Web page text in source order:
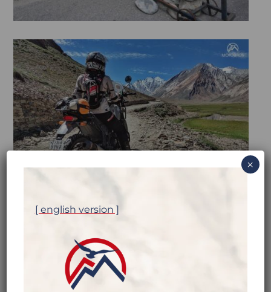
MOTOCYKLEM W
HIMALAJACH MOŻE BYĆ
EMOCJONUJĄCO I
BEZPIECZNIE
[ english version ]
×